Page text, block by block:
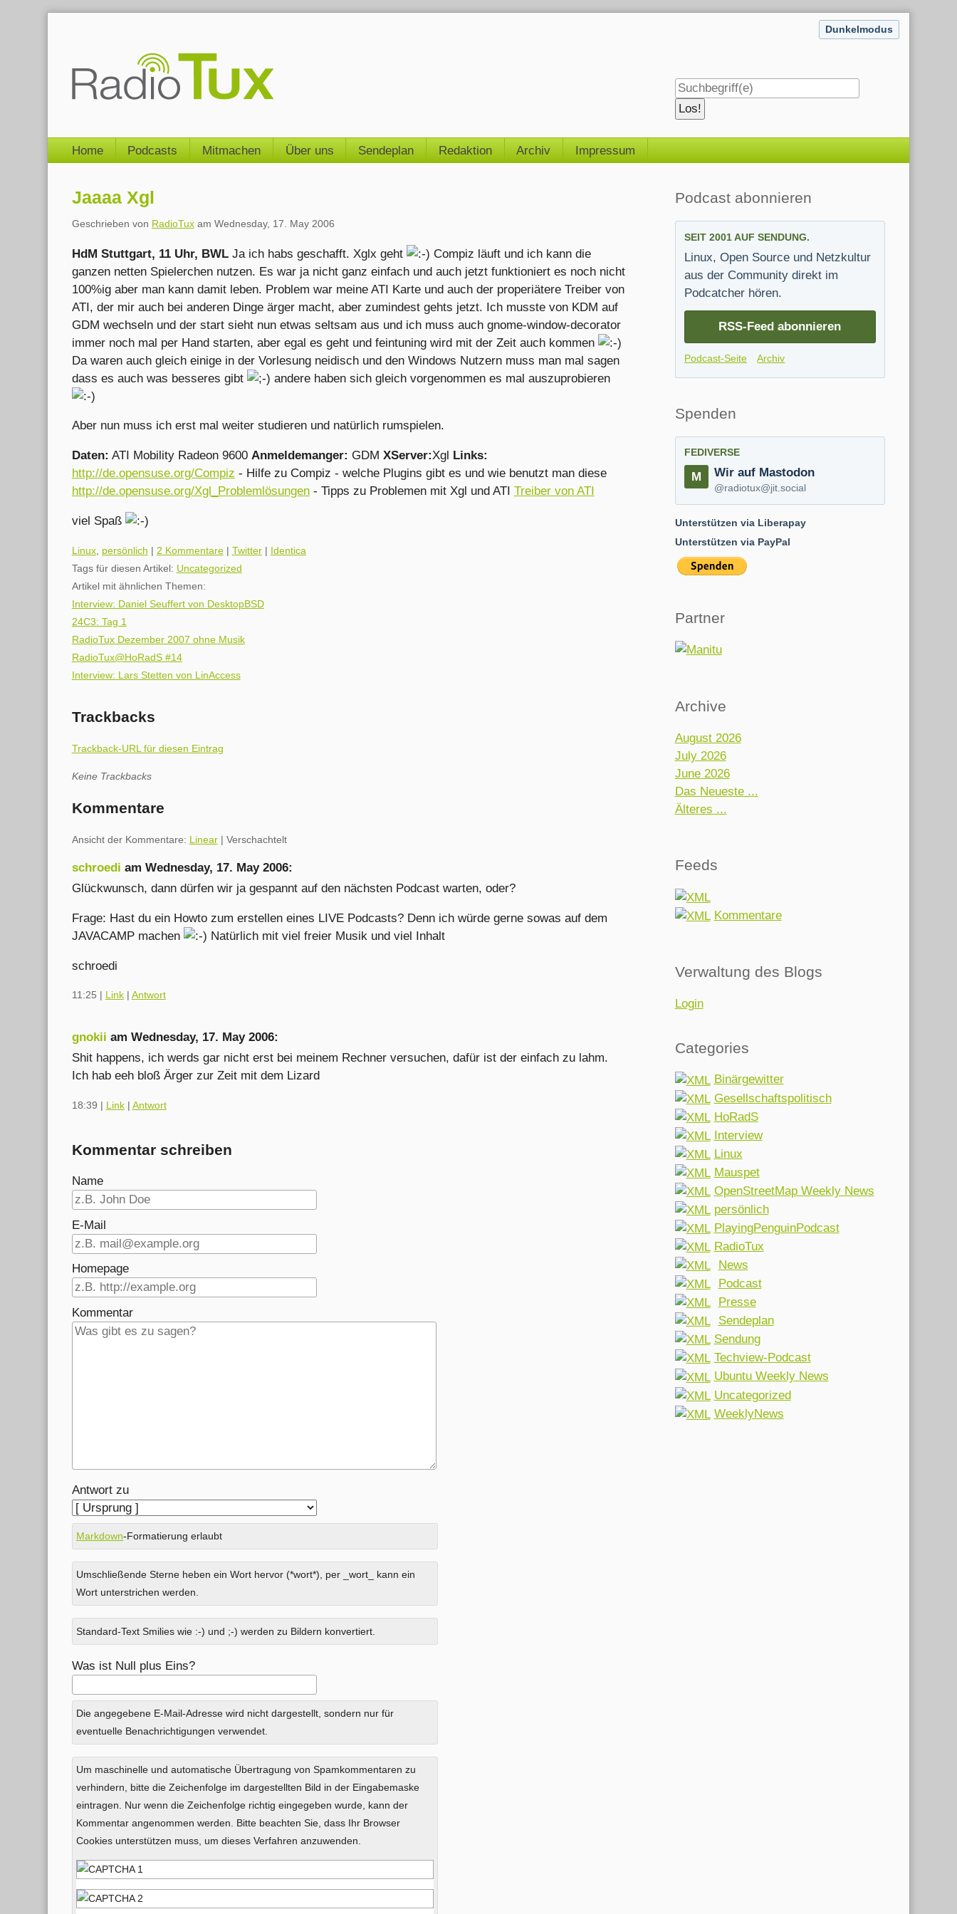
Dunkelmodus
Navigation
Home Podcasts Mitmachen Über uns Sendeplan Redaktion Archiv Impressum
Jaaaa Xgl
Geschrieben von RadioTuxam Wednesday, 17. May 2006
HdM Stuttgart, 11 Uhr, BWLJa ich habs geschafft. Xglx geht
Compiz läuft und ich kann die
ganzen netten Spielerchen nutzen. Es war ja nicht ganz einfach und auch jetzt funktioniert es noch nicht
100%ig aber man kann damit leben. Problem war meine ATI Karte und auch der properiätere Treiber von
ATI, der mir auch bei anderen Dinge ärger macht, aber zumindest gehts jetzt. Ich musste von KDM auf
GDM wechseln und der start sieht nun etwas seltsam aus und ich muss auch gnome-window-decorator
immer noch mal per Hand starten, aber egal es geht und feintuning wird mit der Zeit auch kommen
Da waren auch gleich einige in der Vorlesung neidisch und den Windows Nutzern muss man mal sagen
dass es auch was besseres gibt
andere haben sich gleich vorgenommen es mal auszuprobieren
Aber nun muss ich erst mal weiter studieren und natürlich rumspielen.
Daten: ATI Mobility Radeon 9600 Anmeldemanger: GDM XServer:Xgl Links:
http://de.opensuse.org/Compiz - Hilfe zu Compiz - welche Plugins gibt es und wie benutzt man diese
http://de.opensuse.org/Xgl_Problemlösungen- Tipps zu Problemen mit Xgl und ATI Treiber von ATI
viel Spaß
Kategorien:
Linux, persönlich | 2 Kommentare| Twitter| Identica
Tags für diesen Artikel: Uncategorized
Artikel mit ähnlichen Themen:
Interview: Daniel Seuffert von DesktopBSD
24C3: Tag 1
RadioTux Dezember 2007 ohne Musik
RadioTux@HoRadS #14
Interview: Lars Stetten von LinAccess
Trackbacks
Trackback-URL für diesen Eintrag
Keine Trackbacks
Kommentare
Ansicht der Kommentare: Linear| Verschachtelt
schroedi am Wednesday, 17. May 2006:
Glückwunsch, dann dürfen wir ja gespannt auf den nächsten Podcast warten, oder?
Frage: Hast du ein Howto zum erstellen eines LIVE Podcasts? Denn ich würde gerne sowas auf dem
JAVACAMP machen
Natürlich mit viel freier Musik und viel Inhalt
schroedi
11:25 Link| Antwort
gnokii am Wednesday, 17. May 2006:
Shit happens, ich werds gar nicht erst bei meinem Rechner versuchen, dafür ist der einfach zu lahm.
Ich hab eeh bloß Ärger zur Zeit mit dem Lizard
18:39 Link| Antwort
Kommentar schreiben
Name
E-Mail
Homepage
Kommentar
Antwort zu
Markdown-Formatierung erlaubt
Umschließende Sterne heben ein Wort hervor (*wort*), per _wort_ kann ein
Wort unterstrichen werden.
Standard-Text Smilies wie :-) und ;-) werden zu Bildern konvertiert.
Was ist Null plus Eins?
Die angegebene E-Mail-Adresse wird nicht dargestellt, sondern nur für
eventuelle Benachrichtigungen verwendet.
Um maschinelle und automatische Übertragung von Spamkommentaren zu
verhindern, bitte die Zeichenfolge im dargestellten Bild in der Eingabemaske
eintragen. Nur wenn die Zeichenfolge richtig eingegeben wurde, kann der
Kommentar angenommen werden. Bitte beachten Sie, dass Ihr Browser
Cookies unterstützen muss, um dieses Verfahren anzuwenden.
Seitenleiste
Podcast abonnieren
SEIT 2001 AUF SENDUNG.
Linux, Open Source und Netzkultur
aus der Community direkt im
Podcatcher hören.
RSS-Feed abonnieren
Podcast-Seite Archiv
Spenden
FEDIVERSE
Wir auf Mastodon
@radiotux@jit.social
Unterstützen via Liberapay
Unterstützen via PayPal
Partner
Archive
August 2026
July 2026
June 2026
Das Neueste ...
Älteres ...
Feeds
Kommentare
Verwaltung des Blogs
Login
Categories
Binärgewitter
Gesellschaftspolitisch
HoRadS
Interview
Linux
Mauspet
OpenStreetMap Weekly News
persönlich
PlayingPenguinPodcast
RadioTux
News
Podcast
Presse
Sendeplan
Sendung
Techview-Podcast
Ubuntu Weekly News
Uncategorized
WeeklyNews